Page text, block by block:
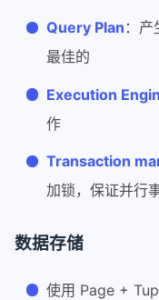
Query Plan ：
最佳的
Execution
作
Transaction
加锁，保证并行
数据存储
使用 Page +